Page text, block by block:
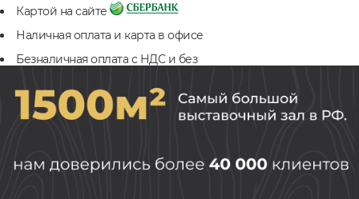
Картой на сайте
Наличная оплата и карта в офисе
Безналичная оплата с НДС и без